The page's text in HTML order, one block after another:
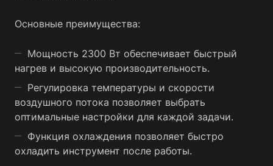
Основные преимущества:
Мощность 2300 Вт обеспечивает быстрый
нагрев и высокую производительность.
Регулировка температуры и скорости
воздушного потока позволяет выбрать
оптимальные настройки для каждой задачи.
Функция охлаждения позволяет быстро
охладить инструмент после работы.